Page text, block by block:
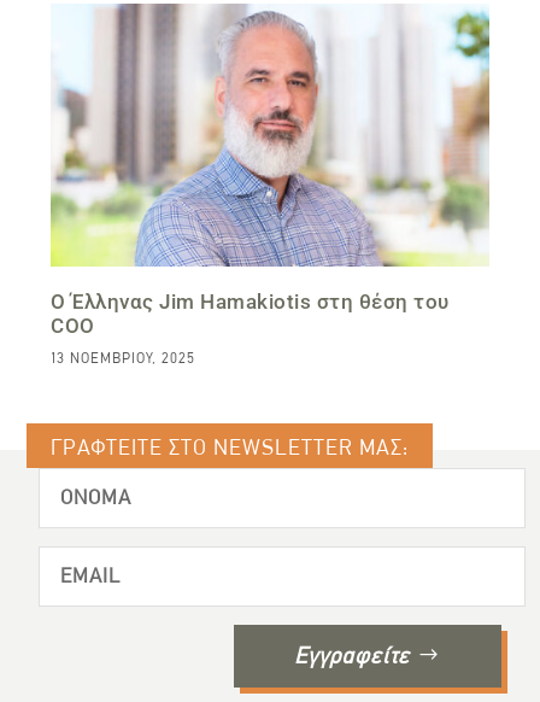
O Έλληνας Jim Hamakiotis στη θέση του
COO
13 ΝΟΕΜΒΡΊΟΥ, 2025
ΓΡΑΦΤΕΙΤΕ ΣΤΟ NEWSLETTER ΜΑΣ:
Εγγραφείτε